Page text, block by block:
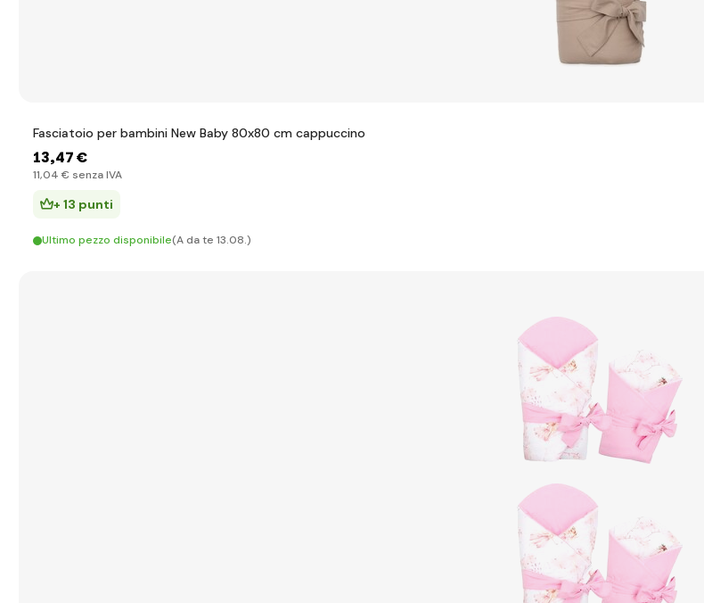
Fasciatoio per bambini New Baby 80x80 cm cappuccino
13,47 €
11,04 € senza IVA
+ 13 punti
Ultimo pezzo disponibile(A da te 13.08.)